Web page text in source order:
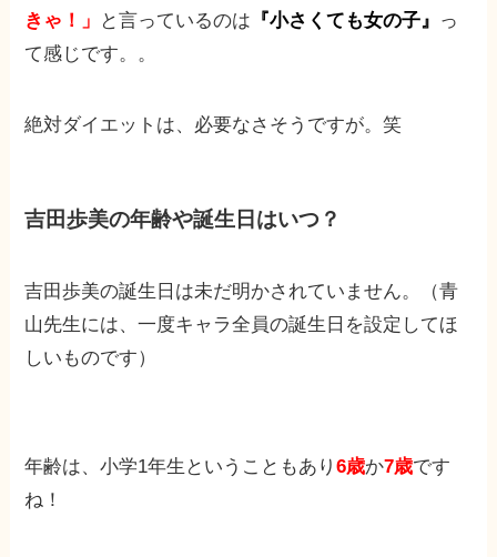
きゃ！」
と言っているのは 『小さくても女の子』 っ
て感じです。。
絶対ダイエットは、必要なさそうですが。笑
吉田歩美の年齢や誕生日はいつ？
吉田歩美の誕生日は未だ明かされていません。
（青
山先生には、一度キャラ全員の誕生日を設定してほ
しいものです）
年齢は、小学1年生ということもあり6歳か7歳です
ね！